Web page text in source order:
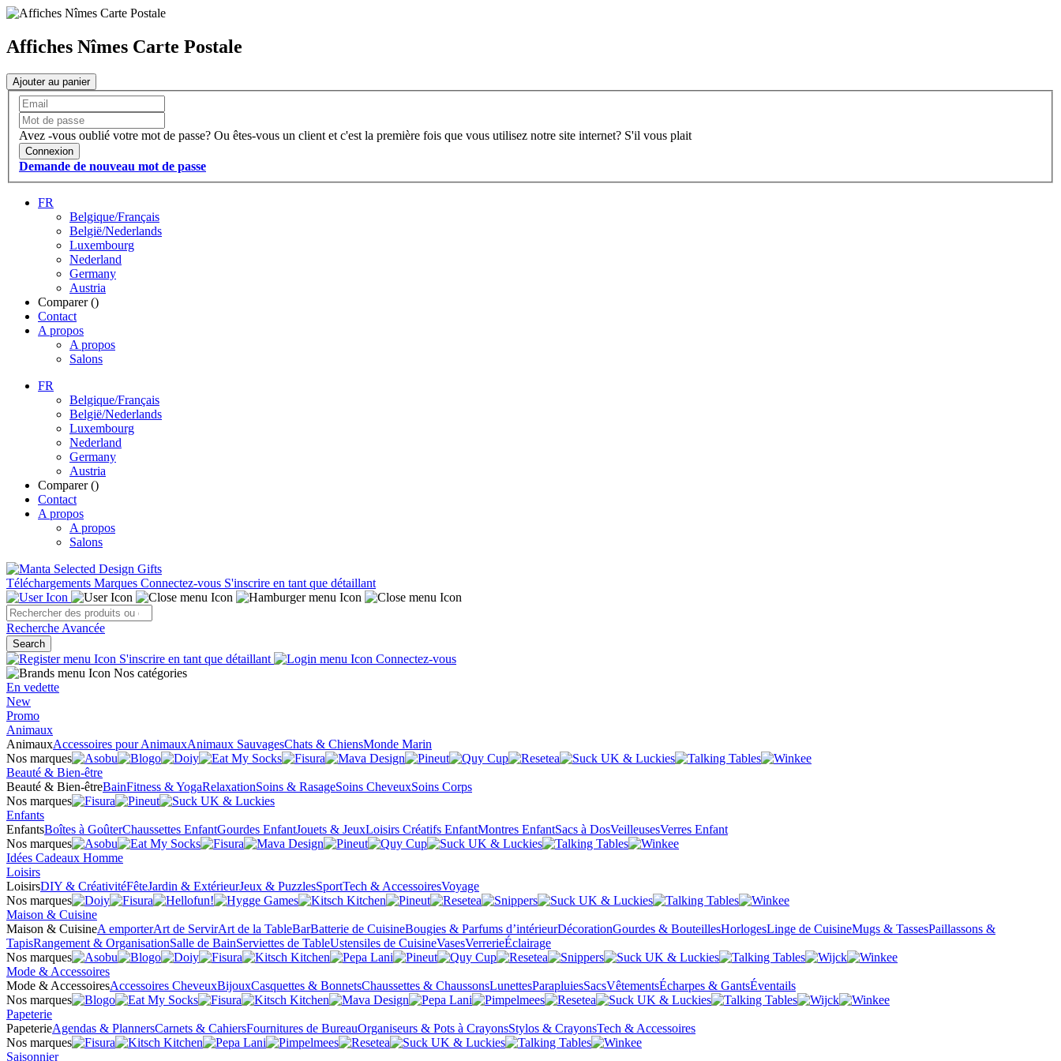
Affiches Nîmes Carte Postale
Ajouter au panier
Avez -vous oublié votre mot de passe? Ou êtes-vous un client et c'est la première fois que vous utilisez notre site internet? S'il vous plait
Connexion
Demande de nouveau mot de passe
FR
Belgique/Français
België/Nederlands
Luxembourg
Nederland
Germany
Austria
Comparer ()
Contact
A propos
A propos
Salons
FR
Belgique/Français
België/Nederlands
Luxembourg
Nederland
Germany
Austria
Comparer ()
Contact
A propos
A propos
Salons
Téléchargements Marques Connectez-vous S'inscrire en tant que détaillant
Recherche Avancée
Search
S'inscrire en tant que détaillant
Connectez-vous
Nos catégories
En vedette
New
Promo
Animaux
AnimauxAccessoires pour AnimauxAnimaux SauvagesChats & ChiensMonde Marin
Nos marques
Beauté & Bien-être
Beauté & Bien-êtreBainFitness & YogaRelaxationSoins & RasageSoins CheveuxSoins Corps
Nos marques
Enfants
EnfantsBoîtes à GoûterChaussettes EnfantGourdes EnfantJouets & JeuxLoisirs Créatifs EnfantMontres EnfantSacs à DosVeilleusesVerres Enfant
Nos marques
Idées Cadeaux Homme
Loisirs
LoisirsDIY & CréativitéFêteJardin & ExtérieurJeux & PuzzlesSportTech & AccessoiresVoyage
Nos marques
Maison & Cuisine
Maison & CuisineA emporterArt de ServirArt de la TableBarBatterie de CuisineBougies & Parfums d’intérieurDécorationGourdes & BouteillesHorlogesLinge de CuisineMugs & TassesPaillassons &
TapisRangement & OrganisationSalle de BainServiettes de TableUstensiles de CuisineVasesVerrerieÉclairage
Nos marques
Mode & Accessoires
Mode & AccessoiresAccessoires CheveuxBijouxCasquettes & BonnetsChaussettes & ChaussonsLunettesParapluiesSacsVêtementsÉcharpes & GantsÉventails
Nos marques
Papeterie
PapeterieAgendas & PlannersCarnets & CahiersFournitures de BureauOrganiseurs & Pots à CrayonsStylos & CrayonsTech & Accessoires
Nos marques
Saisonnier